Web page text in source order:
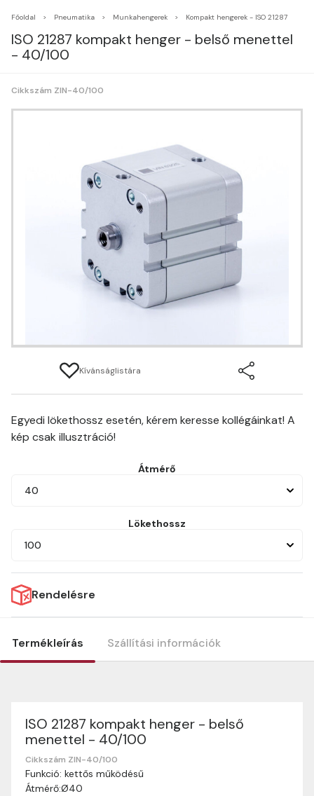
Főoldal Pneumatika Munkahengerek Kompakt hengerek - ISO 21287
ISO 21287 kompakt henger - belső menettel
- 40/100
Cikkszám ZIN-40/100
Kívánságlistára
Egyedi lökethossz esetén, kérem keresse kollégáinkat! A
kép csak illusztráció!
Átmérő
40
Lökethossz
100
Rendelésre
Termékleírás Szállítási információk
ISO 21287 kompakt henger - belső
menettel - 40/100
Cikkszám ZIN-40/100
Funkció: kettős működésű
Átmérő:Ø40
Szállítási információk
Nagyon köszönjük, hogy webshopunkat választottátok
vásárlásaitokhoz. Az alábbiakban megtaláljátok szállítási
információinkat, hogy a vásárlásotok gördülékenyen és
zökkenőmentesen történhessen.